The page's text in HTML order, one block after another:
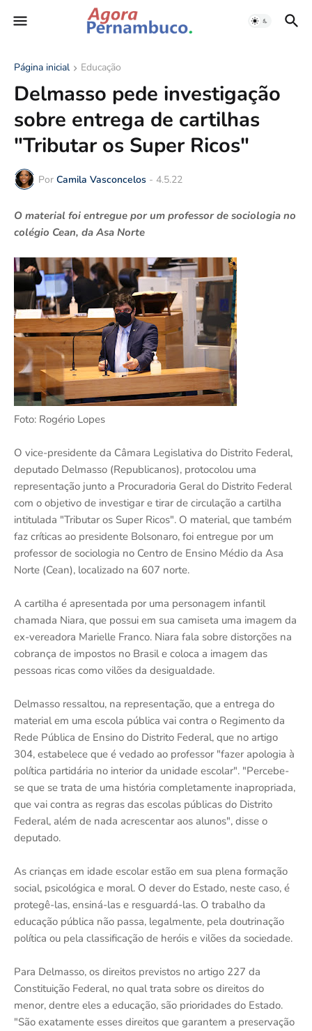
Página inicial Educação
Delmasso pede investigação
sobre entrega de cartilhas
"Tributar os Super Ricos"
Por Camila Vasconcelos - 4.5.22
O material foi entregue por um professor de sociologia no
colégio Cean, da Asa Norte
Foto: Rogério Lopes
O vice-presidente da Câmara Legislativa do Distrito Federal,
deputado Delmasso (Republicanos), protocolou uma
representação junto a Procuradoria Geral do Distrito Federal
com o objetivo de investigar e tirar de circulação a cartilha
intitulada "Tributar os Super Ricos". O material, que também
faz críticas ao presidente Bolsonaro, foi entregue por um
professor de sociologia no Centro de Ensino Médio da Asa
Norte (Cean), localizado na 607 norte.
A cartilha é apresentada por uma personagem infantil
chamada Niara, que possui em sua camiseta uma imagem da
ex-vereadora Marielle Franco. Niara fala sobre distorções na
cobrança de impostos no Brasil e coloca a imagem das
pessoas ricas como vilões da desigualdade.
Delmasso ressaltou, na representação, que a entrega do
material em uma escola pública vai contra o Regimento da
Rede Pública de Ensino do Distrito Federal, que no artigo
304, estabelece que é vedado ao professor "fazer apologia à
política partidária no interior da unidade escolar". "Percebe-
se que se trata de uma história completamente inapropriada,
que vai contra as regras das escolas públicas do Distrito
Federal, além de nada acrescentar aos alunos", disse o
deputado.
As crianças em idade escolar estão em sua plena formação
social, psicológica e moral. O dever do Estado, neste caso, é
protegê-las, ensiná-las e resguardá-las. O trabalho da
educação pública não passa, legalmente, pela doutrinação
política ou pela classificação de heróis e vilões da sociedade.
Para Delmasso, os direitos previstos no artigo 227 da
Constituição Federal, no qual trata sobre os direitos do
menor, dentre eles a educação, são prioridades do Estado.
"São exatamente esses direitos que garantem a preservação